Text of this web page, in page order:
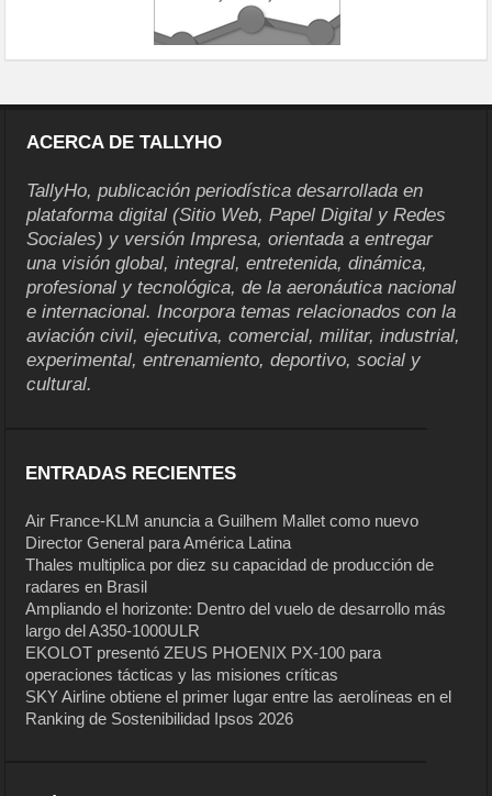
ACERCA DE TALLYHO
TallyHo, publicación periodística desarrollada en
plataforma digital (Sitio Web, Papel Digital y Redes
Sociales) y versión Impresa, orientada a entregar
una visión global, integral, entretenida, dinámica,
profesional y tecnológica, de la aeronáutica nacional
e internacional. Incorpora temas relacionados con la
aviación civil, ejecutiva, comercial, militar, industrial,
experimental, entrenamiento, deportivo, social y
cultural.
ENTRADAS RECIENTES
Air France-KLM anuncia a Guilhem Mallet como nuevo
Director General para América Latina
Thales multiplica por diez su capacidad de producción de
radares en Brasil
Ampliando el horizonte: Dentro del vuelo de desarrollo más
largo del A350-1000ULR
EKOLOT presentó ZEUS PHOENIX PX-100 para
operaciones tácticas y las misiones críticas
SKY Airline obtiene el primer lugar entre las aerolíneas en el
Ranking de Sostenibilidad Ipsos 2026